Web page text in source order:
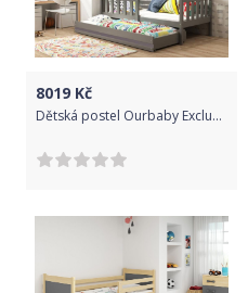
8019 Kč
Dětská postel Ourbaby Exclusive šedá 190x80 cm